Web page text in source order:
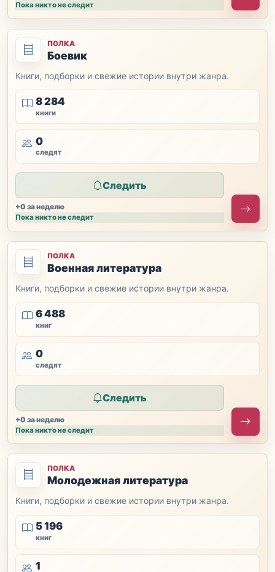
Пока никто не следит
ПОЛКА
Боевик
Книги, подборки и свежие истории внутри жанра.
8 284
книги
0
следят
Следить
+0 за неделю
Пока никто не следит
ПОЛКА
Военная литература
Книги, подборки и свежие истории внутри жанра.
6 488
книг
0
следят
Следить
+0 за неделю
Пока никто не следит
ПОЛКА
Молодежная литература
Книги, подборки и свежие истории внутри жанра.
5 196
книг
1